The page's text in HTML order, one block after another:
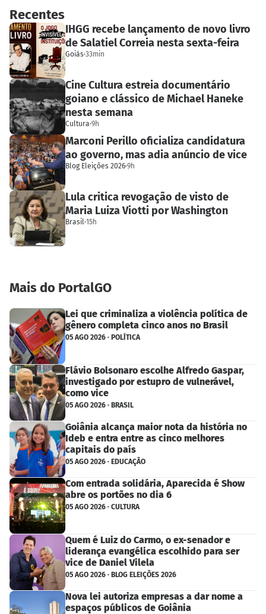
Recentes
IHGG recebe lançamento de novo livro
de Salatiel Correia nesta sexta-feira
Goiás·33min
Cine Cultura estreia documentário
goiano e clássico de Michael Haneke
nesta semana
Cultura·9h
Marconi Perillo oficializa candidatura
ao governo, mas adia anúncio de vice
Blog Eleições 2026·9h
Lula critica revogação de visto de
Maria Luiza Viotti por Washington
Brasil·15h
Mais do PortalGO
Lei que criminaliza a violência política de
gênero completa cinco anos no Brasil
05 AGO 2026 · POLÍTICA
Flávio Bolsonaro escolhe Alfredo Gaspar,
investigado por estupro de vulnerável,
como vice
05 AGO 2026 · BRASIL
Goiânia alcança maior nota da história no
Ideb e entra entre as cinco melhores
capitais do país
05 AGO 2026 · EDUCAÇÃO
Com entrada solidária, Aparecida é Show
abre os portões no dia 6
05 AGO 2026 · CULTURA
Quem é Luiz do Carmo, o ex-senador e
liderança evangélica escolhido para ser
vice de Daniel Vilela
05 AGO 2026 · BLOG ELEIÇÕES 2026
Nova lei autoriza empresas a dar nome a
espaços públicos de Goiânia